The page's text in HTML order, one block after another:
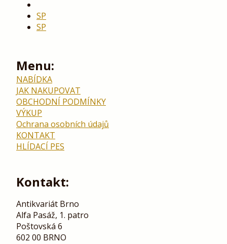
SP
SP
Menu:
NABÍDKA
JAK NAKUPOVAT
OBCHODNÍ PODMÍNKY
VÝKUP
Ochrana osobních údajů
KONTAKT
HLÍDACÍ PES
Kontakt:
Antikvariát Brno
Alfa Pasáž, 1. patro
Poštovská 6
602 00 BRNO